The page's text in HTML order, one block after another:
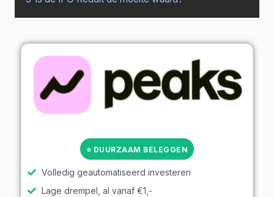
⭐ DUURZAAM BELEGGEN
Volledig geautomatiseerd investeren
Lage drempel, al vanaf €1,-